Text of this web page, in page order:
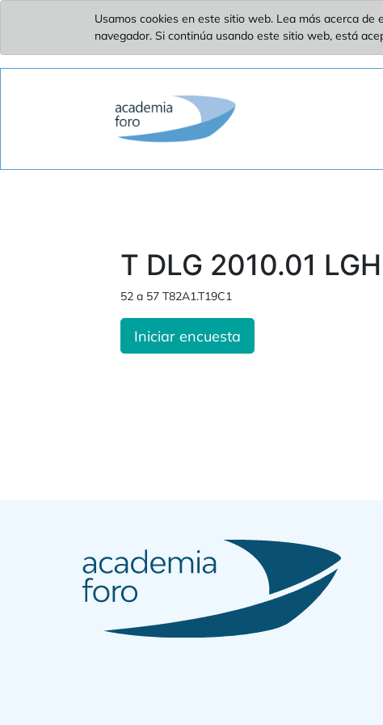
Usamos cookies en este sitio web. Lea más acerca de
navegador. Si continúa usando este sitio web, está
T DLG 2010.01
52 a 57 T82A1.T19C1
Iniciar encuesta